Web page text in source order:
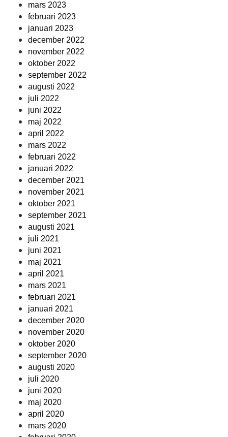
mars 2023
februari 2023
januari 2023
december 2022
november 2022
oktober 2022
september 2022
augusti 2022
juli 2022
juni 2022
maj 2022
april 2022
mars 2022
februari 2022
januari 2022
december 2021
november 2021
oktober 2021
september 2021
augusti 2021
juli 2021
juni 2021
maj 2021
april 2021
mars 2021
februari 2021
januari 2021
december 2020
november 2020
oktober 2020
september 2020
augusti 2020
juli 2020
juni 2020
maj 2020
april 2020
mars 2020